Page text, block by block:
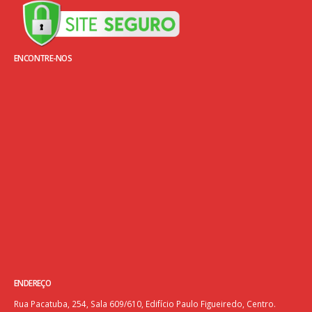
ENCONTRE-NOS
ENDEREÇO
Rua Pacatuba, 254, Sala 609/610, Edifício Paulo Figueiredo, Centro.